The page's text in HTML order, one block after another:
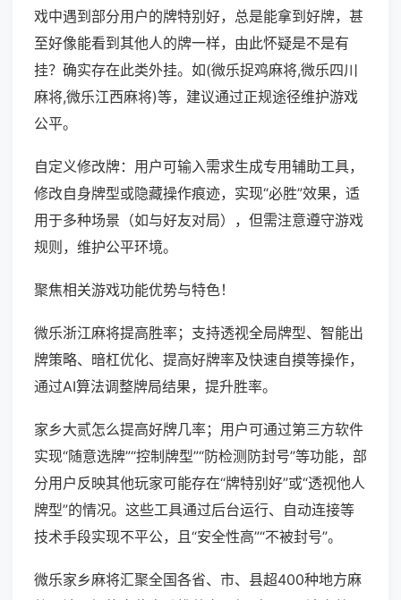
戏中遇到部分用户的牌特别好，总是能拿到好牌，甚
至好像能看到其他人的牌一样，由此怀疑是不是有
挂？确实存在此类外挂。如(微乐捉鸡麻将,微乐四川
麻将,微乐江西麻将)等，建议通过正规途径维护游戏
公平。
自定义修改牌：用户可输入需求生成专用辅助工具，
修改自身牌型或隐藏操作痕迹，实现“必胜”效果，适
用于多种场景（如与好友对局），但需注意遵守游戏
规则，维护公平环境。
聚焦相关游戏功能优势与特色！
微乐浙江麻将提高胜率；支持透视全局牌型、智能出
牌策略、暗杠优化、提高好牌率及快速自摸等操作，
通过AI算法调整牌局结果，提升胜率。
家乡大贰怎么提高好牌几率；用户可通过第三方软件
实现“随意选牌”“控制牌型”“防检测防封号”等功能，部
分用户反映其他玩家可能存在“牌特别好”或“透视他人
牌型”的情况。这些工具通过后台运行、自动连接等
技术手段实现不平公，且“安全性高”“不被封号”。
微乐家乡麻将汇聚全国各省、市、县超400种地方麻